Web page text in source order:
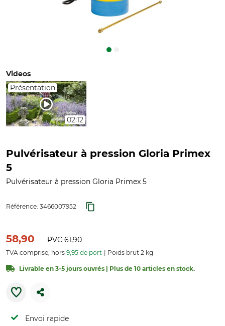
Videos
Présentation
02:12
Pulvérisateur à pression Gloria Primex
5
Pulvérisateur à pression Gloria Primex 5
Référence: 3466007952
58,90 PVC61,90
TVA comprise, hors 9,95 de port Poids brut 2 kg
Livrable en 3-5 jours ouvrés | Plus de 10 articles en stock.
Envoi rapide